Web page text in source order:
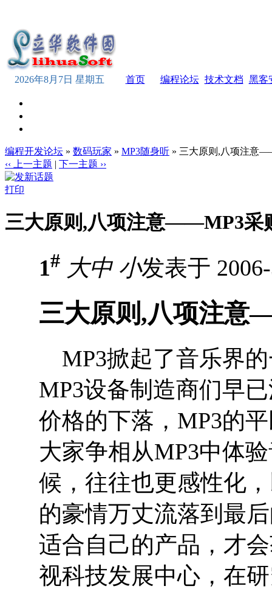
2026年8月7日 星期五 首页 编程论坛 技术文档 黑客
编程开发论坛 » 数码玩家 » MP3随身听 » 三大原则,八项注意
‹‹ 上一主题 | 下一主题 ››
打印
三大原则,八项注意――MP3采
1# 大中 小发表于
三大原则,八项注
MP3掀起了音乐界
MP3设备制造商们早
价格的下落，MP3的
大家争相从MP3中体
候，往往也更感性化
的豪情万丈流落到最
适合自己的产品，才
视科技发展中心，在